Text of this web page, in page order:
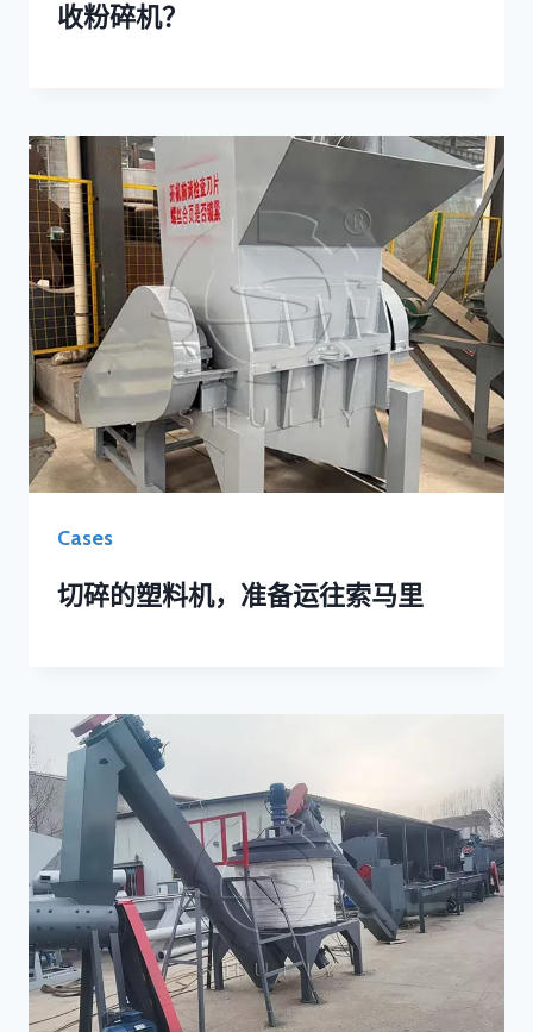
收粉碎机？
Cases
切碎的塑料机，准备运往索马里